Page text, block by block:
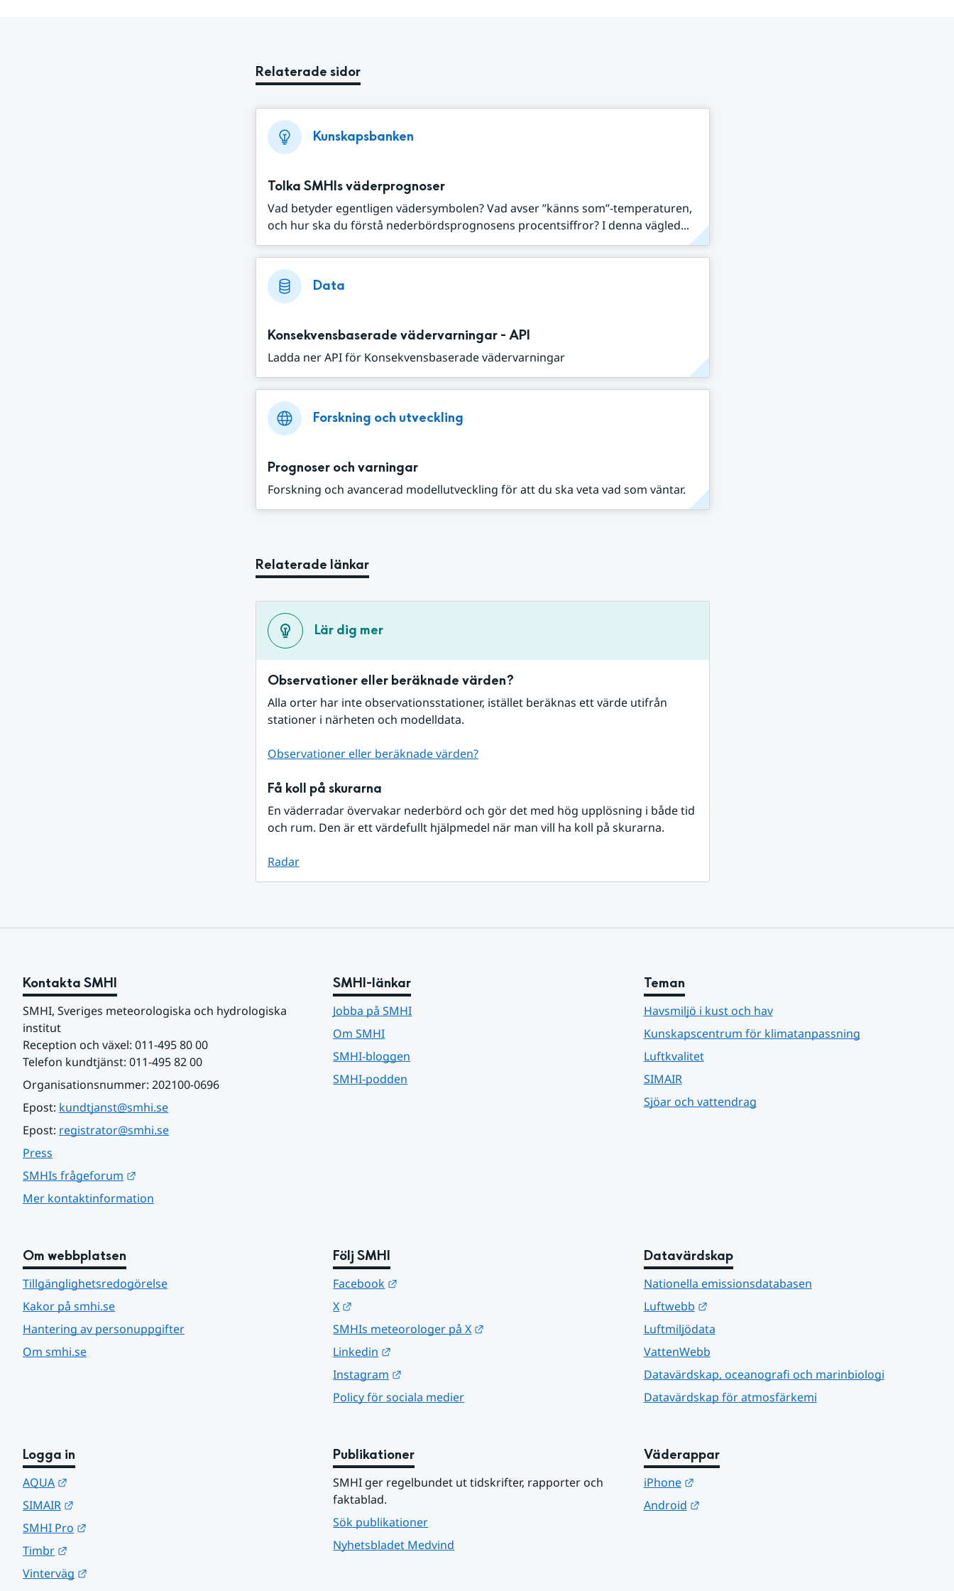
Relaterade sidor
Kunskapsbanken
Tolka SMHIs väderprognoser
Vad betyder egentligen vädersymbolen? Vad avser ”känns som”-temperaturen,
och hur ska du förstå nederbördsprognosens procentsiffror? I denna vägled...
Data
Konsekvensbaserade vädervarningar - API
Ladda ner API för Konsekvensbaserade vädervarningar
Forskning och utveckling
Prognoser och varningar
Forskning och avancerad modellutveckling för att du ska veta vad som väntar.
Relaterade länkar
Lär dig mer
Observationer eller beräknade värden?
Alla orter har inte observationsstationer, istället beräknas ett värde utifrån
stationer i närheten och modelldata.
Observationer eller beräknade värden?
Få koll på skurarna
En väderradar övervakar nederbörd och gör det med hög upplösning i både tid
och rum. Den är ett värdefullt hjälpmedel när man vill ha koll på skurarna.
Radar
Kontakta SMHI
SMHI, Sveriges meteorologiska och hydrologiska
institut
Reception och växel: 011-495 80 00
Telefon kundtjänst: 011-495 82 00
Organisationsnummer: 202100-0696
Epost: kundtjanst@smhi.se
Epost: registrator@smhi.se
Press
SMHIs frågeforum
Mer kontaktinformation
SMHI-länkar
Jobba på SMHI
Om SMHI
SMHI-bloggen
SMHI-podden
Teman
Havsmiljö i kust och hav
Kunskapscentrum för klimatanpassning
Luftkvalitet
SIMAIR
Sjöar och vattendrag
Om webbplatsen
Tillgänglighetsredogörelse
Kakor på smhi.se
Hantering av personuppgifter
Om smhi.se
Följ SMHI
Facebook
X
SMHIs meteorologer på X
Linkedin
Instagram
Policy för sociala medier
Datavärdskap
Nationella emissionsdatabasen
Luftwebb
Länk till annan webbplats.
Luftmiljödata
VattenWebb
Datavärdskap, oceanografi och marinbiologi
Datavärdskap för atmosfärkemi
Logga in
AQUA
SIMAIR
SMHI Pro
Timbr
Vinterväg
Publikationer
SMHI ger regelbundet ut tidskrifter, rapporter och
faktablad.
Sök publikationer
Nyhetsbladet Medvind
Väderappar
iPhone
Länk till annan webbplats.
Android
Länk till annan webbplats.